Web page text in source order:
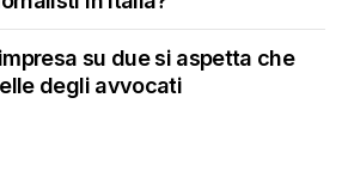
su due si aspetta che
degli avvocati